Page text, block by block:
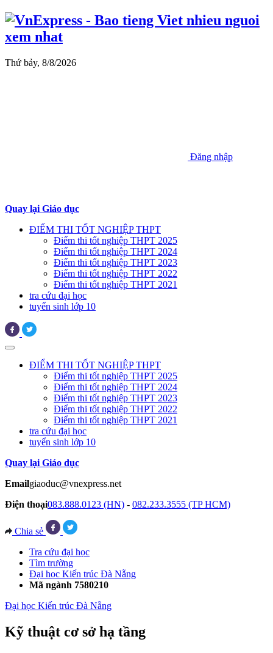
Thứ bảy, 8/8/2026
Đăng nhập
Quay lại Giáo dục
ĐIỂM THI TỐT NGHIỆP THPT
Điểm thi tốt nghiệp THPT 2025
Điểm thi tốt nghiệp THPT 2024
Điểm thi tốt nghiệp THPT 2023
Điểm thi tốt nghiệp THPT 2022
Điểm thi tốt nghiệp THPT 2021
tra cứu đại học
tuyển sinh lớp 10
ĐIỂM THI TỐT NGHIỆP THPT
Điểm thi tốt nghiệp THPT 2025
Điểm thi tốt nghiệp THPT 2024
Điểm thi tốt nghiệp THPT 2023
Điểm thi tốt nghiệp THPT 2022
Điểm thi tốt nghiệp THPT 2021
tra cứu đại học
tuyển sinh lớp 10
Quay lại Giáo dục
Emailgiaoduc@vnexpress.net
Điện thoại083.888.0123 (HN) - 082.233.3555 (TP HCM)
Chia sẻ
Tra cứu đại học
Tìm trường
Đại học Kiến trúc Đà Nẵng
Mã ngành 7580210
Đại học Kiến trúc Đà Nẵng
Kỹ thuật cơ sở hạ tầng